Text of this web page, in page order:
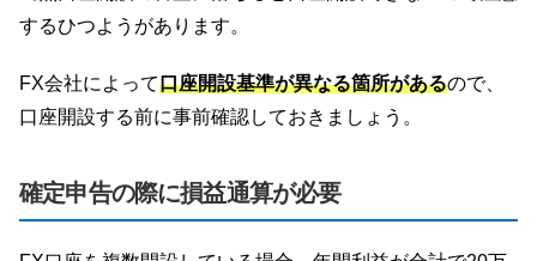
するひつようがあります。
FX会社によって口座開設基準が異なる箇所があるので、
口座開設する前に事前確認しておきましょう。
確定申告の際に損益通算が必要